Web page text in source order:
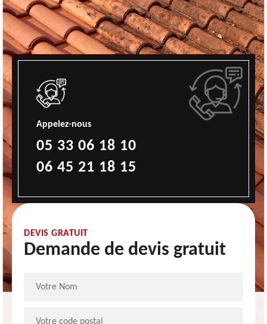
Appelez-nous
05 33 06 18 10
06 45 21 18 15
DEVIS GRATUIT
Demande de devis gratuit